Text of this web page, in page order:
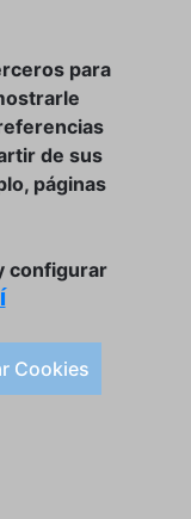
para
de sus
páginas
configurar
Cookies